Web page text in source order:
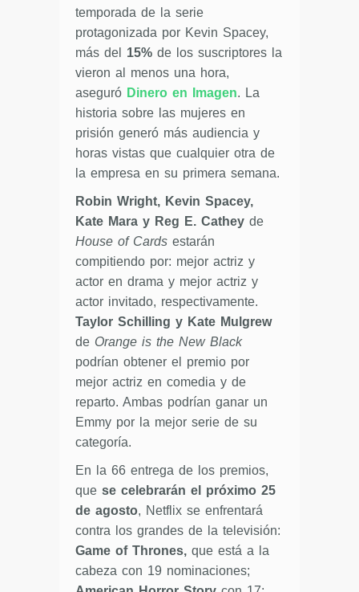
temporada de la serie
protagonizada por Kevin Spacey,
más del 15% de los suscriptores la
vieron al menos una hora,
aseguró Dinero en Imagen. La
historia sobre las mujeres en
prisión generó más audiencia y
horas vistas que cualquier otra de
la empresa en su primera semana.
Robin Wright, Kevin Spacey,
Kate Mara y Reg E. Cathey de
House of Cards estarán
compitiendo por: mejor actriz y
actor en drama y mejor actriz y
actor invitado, respectivamente.
Taylor Schilling y Kate Mulgrew
de Orange is the New Black
podrían obtener el premio por
mejor actriz en comedia y de
reparto. Ambas podrían ganar un
Emmy por la mejor serie de su
categoría.
En la 66 entrega de los premios,
que se celebrarán el próximo 25
de agosto, Netflix se enfrentará
contra los grandes de la televisión:
Game of Thrones, que está a la
cabeza con 19 nominaciones;